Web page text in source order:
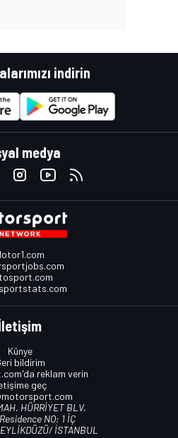
indirin
medya
Künye
bildirim
reklam verin
geç
HÜRRİYET BLV.
NO: 1 İÇ
İSTANBUL